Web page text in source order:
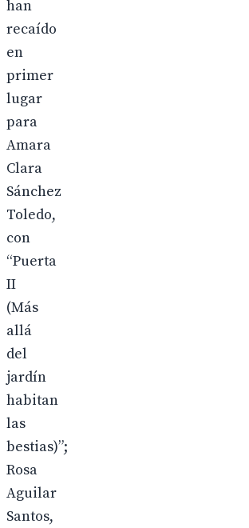
han
recaído
en
primer
lugar
para
Amara
Clara
Sánchez
Toledo,
con
“Puerta
II
(Más
allá
del
jardín
habitan
las
bestias)”;
Rosa
Aguilar
Santos,